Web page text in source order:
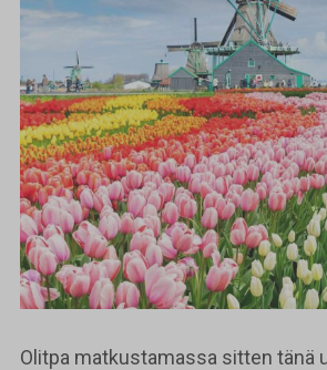
Olitpa matkustamassa sitten tänä